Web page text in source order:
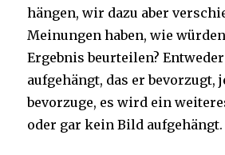
hängen, wir dazu aber
Meinungen haben, wie
Ergebnis beurteilen?
aufgehängt, das er bevorzugt,
bevorzuge, es wird ein
oder gar kein Bild aufgehängt.